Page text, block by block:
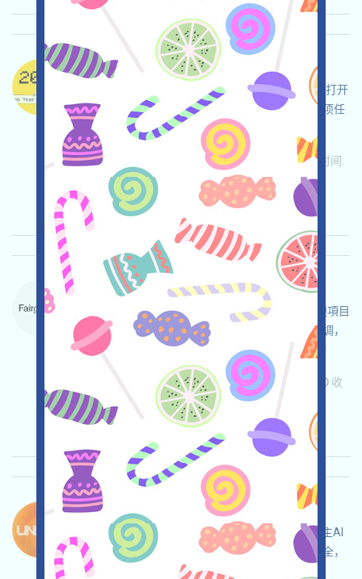
DogeOS-X 语言：
DogeOS正在空投，這是一個圍繞DOGE的項目，打开
活动页面，自行儘調，自負並確保安全，完成各项任
务，邀请获得更多！
关联: ETH/ERC/EVM
收录时间:
2026/05/26
重要程度:★★★ 3.0 查阅详情
ForteProtocol-Waitlist 语言：
ForteProtocol正在進行Waitlist，這是一個區塊鏈項目
鏈上合規解決方案項目，打开活动页面，自行儘調，
確保並自負安全，完成各项任务，邀请获得更多！
ETH/ERC/EVM Mail
收
录时间: 2026/05/15
重要程度:
★★★3.0 查阅详情
Unicity-XP 语言：
Unicity正在進行XP任務活動，這是一個WEB3自主AI
項目，打开活动页面，自行儘調，確保並自負安全，
完成各项任务，邀请获得更多！